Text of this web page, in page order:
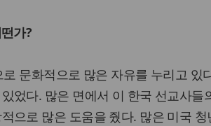
가?
문화적으로 많은 자유를 누리고 있
었다. 많은 면에서 이 한국 선교사들
으로 많은 도움을 줬다. 많은 미국 청